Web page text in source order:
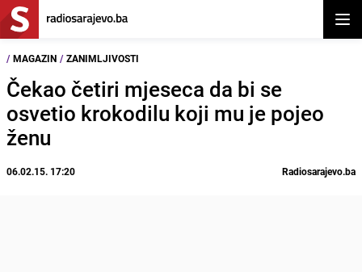
/ MAGAZIN / ZANIMLJIVOSTI
Čekao četiri mjeseca da bi se
osvetio krokodilu koji mu je pojeo
ženu
06.02.15. 17:20 Radiosarajevo.ba